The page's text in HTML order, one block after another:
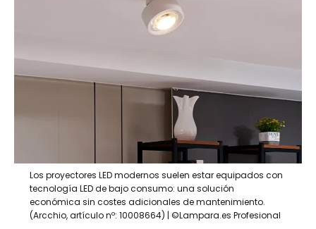
Los proyectores LED modernos suelen estar equipados con
tecnología LED de bajo consumo: una solución
económica sin costes adicionales de mantenimiento.
(Arcchio, artículo nº: 10008664) | ©Lampara.es Profesional